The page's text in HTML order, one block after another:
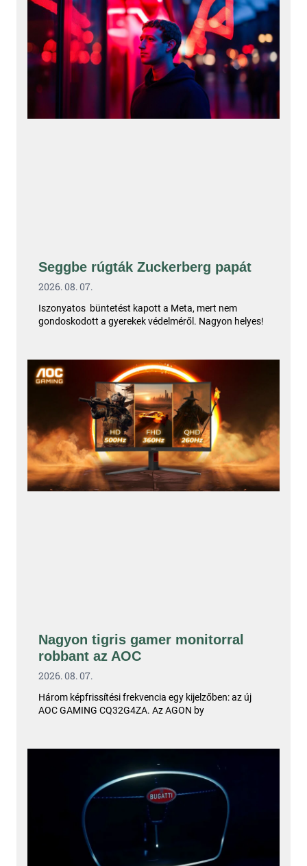
Seggbe rúgták Zuckerberg papát
2026. 08. 07.
Iszonyatos büntetést kapott a Meta, mert nem
gondoskodott a gyerekek védelméről. Nagyon helyes!
Nagyon tigris gamer monitorral
robbant az AOC
2026. 08. 07.
Három képfrissítési frekvencia egy kijelzőben: az új
AOC GAMING CQ32G4ZA. Az AGON by